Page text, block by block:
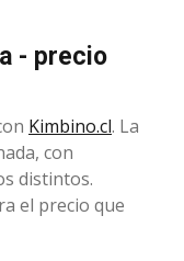
- precio
Kimbino.cl. La
con
distintos.
el precio que